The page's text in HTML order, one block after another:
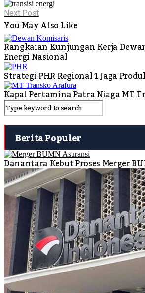
Next Post
You May Also Like
Rangkaian Kunjungan Kerja
Energi Nasional
Strategi PHR Regional 1 Jaga
Kapal Pertamina Patra Niaga MT
Berita Populer
Danantara Kebut Proses Merger